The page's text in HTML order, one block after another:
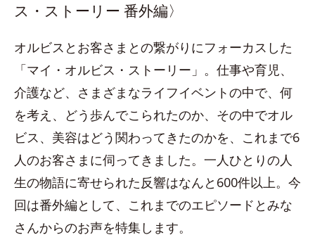
ス・ストーリー 番外編〉
オルビスとお客さまとの繋がりにフォーカスした
「マイ・オルビス・ストーリー」。仕事や育児、
介護など、さまざまなライフイベントの中で、何
を考え、どう歩んでこられたのか、その中でオル
ビス、美容はどう関わってきたのかを、これまで6
人のお客さまに伺ってきました。一人ひとりの人
生の物語に寄せられた反響はなんと600件以上。今
回は番外編として、これまでのエピソードとみな
さんからのお声を特集します。